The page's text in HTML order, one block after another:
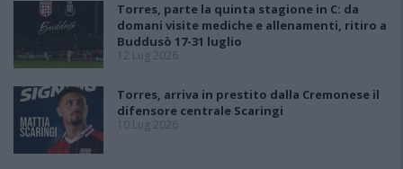
Torres, parte la quinta stagione in C: da
domani visite mediche e allenamenti, ritiro a
Buddusò 17-31 luglio
12 Lug 2026
Torres, arriva in prestito dalla Cremonese il
difensore centrale Scaringi
10 Lug 2026